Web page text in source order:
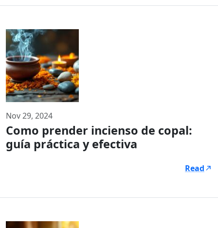
Nov 29, 2024
Como prender incienso de copal:
guía práctica y efectiva
Read